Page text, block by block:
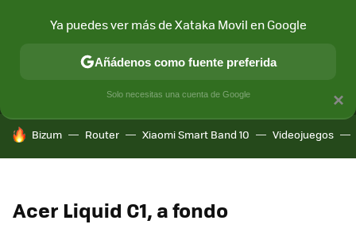
MÓVIL Y SOCIEDAD APLICACIONES
HOY SE HABLA DE
Bizum Router Xiaomi Smart Band 10 Videojuegos
Acer Liquid C1, a fondo
×
Ya puedes ver más de Xataka Movil en Google
Añádenos como fuente preferida
Solo necesitas una cuenta de Google